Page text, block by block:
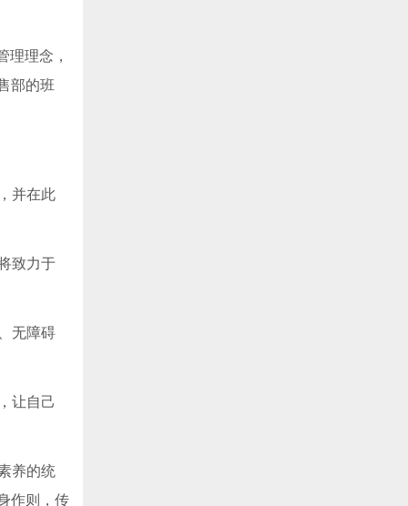
理理念，
部的班
并在此
致力于
无障碍
让自己
养的统
作则，传